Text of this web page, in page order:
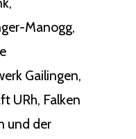
Manogg,
Gailingen,
URh, Falken
und der